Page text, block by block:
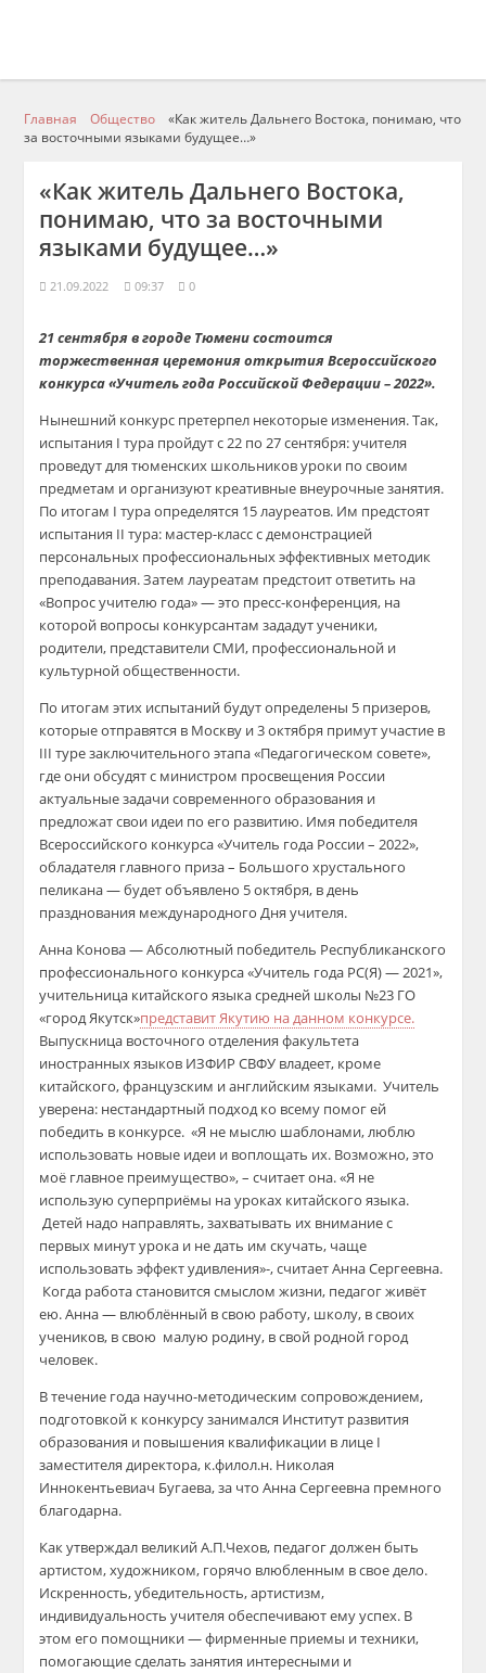
Главная Общество
«Как житель Дальнего Востока, понимаю, что
за восточными языками будущее…»
«Как житель Дальнего Востока,
понимаю, что за восточными
языками будущее…»
21.09.2022 09:37 0
21 сентября в городе Тюмени состоится
торжественная церемония открытия Всероссийского
конкурса «Учитель года Российской Федерации – 2022».
Нынешний конкурс претерпел некоторые изменения. Так,
испытания I тура пройдут с 22 по 27 сентября: учителя
проведут для тюменских школьников уроки по своим
предметам и организуют креативные внеурочные занятия.
По итогам I тура определятся 15 лауреатов. Им предстоят
испытания II тура: мастер-класс с демонстрацией
персональных профессиональных эффективных методик
преподавания. Затем лауреатам предстоит ответить на
«Вопрос учителю года» — это пресс-конференция, на
которой вопросы конкурсантам зададут ученики,
родители, представители СМИ, профессиональной и
культурной общественности.
По итогам этих испытаний будут определены 5 призеров,
которые отправятся в Москву и 3 октября примут участие в
III туре заключительного этапа «Педагогическом совете»,
где они обсудят с министром просвещения России
актуальные задачи современного образования и
предложат свои идеи по его развитию. Имя победителя
Всероссийского конкурса «Учитель года России – 2022»,
обладателя главного приза – Большого хрустального
пеликана — будет объявлено 5 октября, в день
празднования международного Дня учителя.
Анна Конова — Абсолютный победитель Республиканского
профессионального конкурса «Учитель года РС(Я) — 2021»,
учительница китайского языка средней школы №23 ГО
«город Якутск»представит Якутию на данном конкурсе.
Выпускница восточного отделения факультета
иностранных языков ИЗФИР СВФУ владеет, кроме
китайского, французским и английским языками. Учитель
уверена: нестандартный подход ко всему помог ей
победить в конкурсе. «Я не мыслю шаблонами, люблю
использовать новые идеи и воплощать их. Возможно, это
моё главное преимущество», – считает она. «Я не
использую суперприёмы на уроках китайского языка.
Детей надо направлять, захватывать их внимание с
первых минут урока и не дать им скучать, чаще
использовать эффект удивления»-, считает Анна Сергеевна.
Когда работа становится смыслом жизни, педагог живёт
ею. Анна — влюблённый в свою работу, школу, в своих
учеников, в свою малую родину, в свой родной город
человек.
В течение года научно-методическим сопровождением,
подготовкой к конкурсу занимался Институт развития
образования и повышения квалификации в лице I
заместителя директора, к.филол.н. Николая
Иннокентьевиач Бугаева, за что Анна Сергеевна премного
благодарна.
Как утверждал великий А.П.Чехов, педагог должен быть
артистом, художником, горячо влюбленным в свое дело.
Искренность, убедительность, артистизм,
индивидуальность учителя обеспечивают ему успех. В
этом его помощники — фирменные приемы и техники,
помогающие сделать занятия интересными и